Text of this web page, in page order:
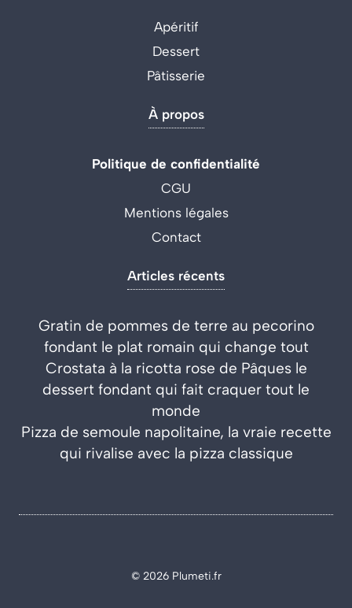
Apéritif
Dessert
Pâtisserie
À propos
Politique de confidentialité
CGU
Mentions légales
Contact
Articles récents
Gratin de pommes de terre au pecorino
fondant le plat romain qui change tout
Crostata à la ricotta rose de Pâques le
dessert fondant qui fait craquer tout le
monde
Pizza de semoule napolitaine, la vraie recette
qui rivalise avec la pizza classique
© 2026 Plumeti.fr